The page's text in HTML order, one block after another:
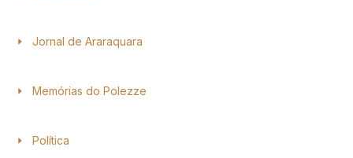
Jornal de Araraquara
Memórias do Polezze
Política